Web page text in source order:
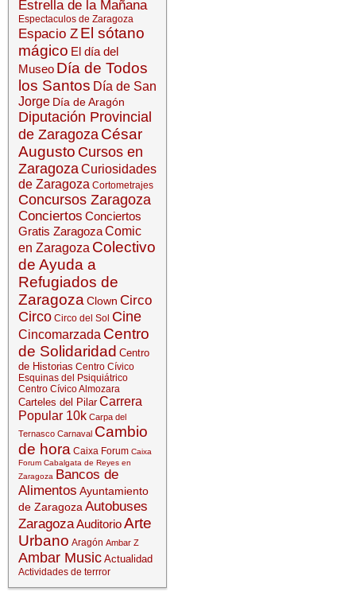
Estrella de la Mañana
Espectaculos de Zaragoza
Espacio Z El sótano
mágico El día del
Museo Día de Todos
los Santos Día de San
Jorge Día de Aragón
Diputación Provincial
de Zaragoza César
Augusto Cursos en
ZaragozaCuriosidades
de Zaragoza Cortometrajes
Concursos Zaragoza
Conciertos Conciertos
Gratis ZaragozaComic
en Zaragoza Colectivo
de Ayuda a
Refugiados de
Zaragoza Clown Circo
Circo Circo del Sol Cine
Cincomarzada Centro
de Solidaridad Centro
de Historias Centro Cívico
Esquinas del Psiquiátrico
Centro Cívico Almozara
Carteles del Pilar Carrera
Popular 10k Carpa del
Ternasco Carnaval Cambio
de hora Caixa Forum Caixa
Forum Cabalgata de Reyes en
Zaragoza Bancos de
Alimentos Ayuntamiento
de Zaragoza Autobuses
ZaragozaAuditorioArte
Urbano Aragón Ambar Z
Ambar Music Actualidad
Actividades de terrror